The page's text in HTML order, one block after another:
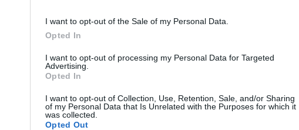
I want to opt-out of the Sale of my Personal Data.
Opted In
I want to opt-out of processing my Personal Data for Targeted
Advertising.
Opted In
I want to opt-out of Collection, Use, Retention, Sale, and/or Sharing
of my Personal Data that Is Unrelated with the Purposes for which it
was collected.
Opted Out